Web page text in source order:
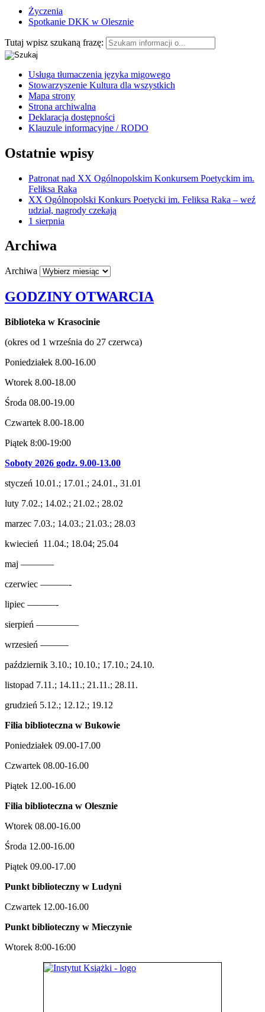
Życzenia
Spotkanie DKK w Olesznie
Tutaj wpisz szukaną frazę:
Usługa tłumaczenia języka migowego
Stowarzyszenie Kultura dla wszystkich
Mapa strony
Strona archiwalna
Deklaracja dostępności
Klauzule informacyjne / RODO
Ostatnie wpisy
Patronat nad XX Ogólnopolskim Konkursem Poetyckim im.
Feliksa Raka
XX Ogólnopolski Konkurs Poetycki im. Feliksa Raka – weź
udział, nagrody czekają
1 sierpnia
Archiwa
Archiwa
GODZINY OTWARCIA
Biblioteka w Krasocinie
(okres od 1 września do 27 czerwca)
Poniedziałek 8.00-16.00
Wtorek 8.00-18.00
Środa 08.00-19.00
Czwartek 8.00-18.00
Piątek 8:00-19:00
Soboty 2026 godz. 9.00-13.00
styczeń 10.01.; 17.01.; 24.01., 31.01
luty 7.02.; 14.02.; 21.02.; 28.02
marzec 7.03.; 14.03.; 21.03.; 28.03
kwiecień 11.04.; 18.04; 25.04
maj ———–
czerwiec ———-
lipiec ———-
sierpień ————–
wrzesień ———
październik 3.10.; 10.10.; 17.10.; 24.10.
listopad 7.11.; 14.11.; 21.11.; 28.11.
grudzień 5.12.; 12.12.; 19.12
Filia biblioteczna w Bukowie
Poniedziałek 09.00-17.00
Czwartek 08.00-16.00
Piątek 12.00-16.00
Filia biblioteczna w Olesznie
Wtorek 08.00-16.00
Środa 12.00-16.00
Piątek 09.00-17.00
Punkt biblioteczny w Ludyni
Czwartek 12.00-16.00
Punkt biblioteczny w Mieczynie
Wtorek 8:00-16:00